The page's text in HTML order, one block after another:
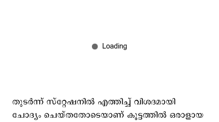
തുടർന്ന് സ്റ്റേഷനിൽ എത്തിച്ച് വിശദമായി
ചോദ്യം ചെയ്തതോടെയാണ് കൂട്ടത്തിൽ ഒരാളായ